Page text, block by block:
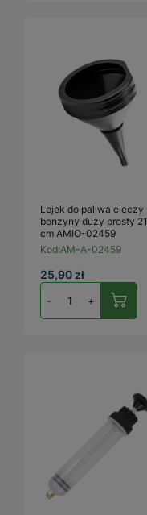
Lejek do paliwa cieczy
benzyny duży prosty 21
cm AMIO-02459
Kod:AM-A-02459
25,90 zł
- +